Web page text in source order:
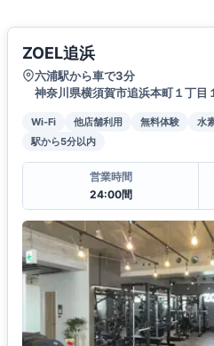
ZOEL追浜
六浦駅から車で3分
神奈川県横須賀市追浜本町１丁目
Wi-Fi 他店舗利用 無料体験 水
駅から5分以内
営業時間
24:00間